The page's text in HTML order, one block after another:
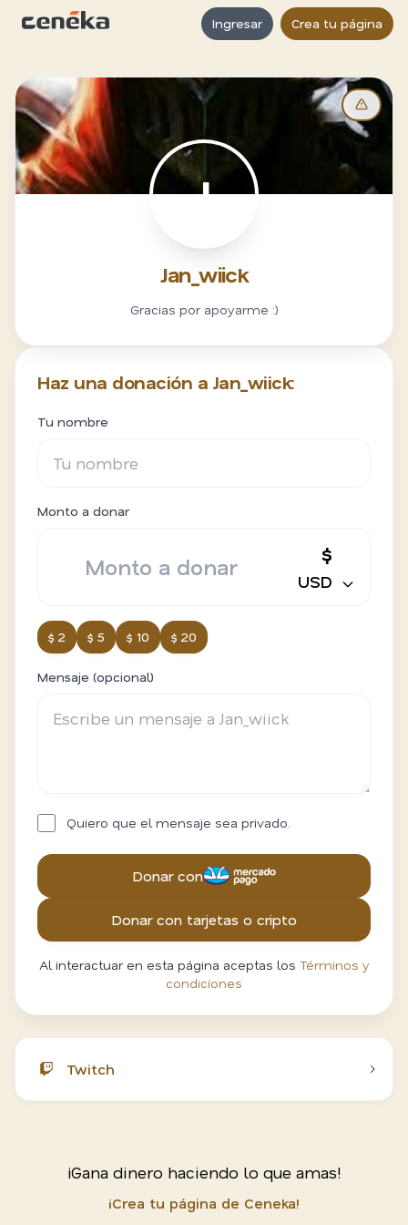
Ingresar Crea tu página
J
Jan_wiick
Gracias por apoyarme :)
Haz una donación a Jan_wiick:
Tu nombre
Monto a donar
$
USD
$ 2 $ 5 $ 10 $ 20
Mensaje (opcional)
Quiero que el mensaje sea privado.
Donar con
Donar con tarjetas o cripto
Al interactuar en esta página aceptas los Términos y
condiciones
Twitch
¡Gana dinero haciendo lo que amas!
¡Crea tu página de Ceneka!